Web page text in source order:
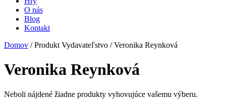
O nás
Blog
Kontakt
Domov / Produkt Vydavateľstvo / Veronika Reynková
Veronika Reynková
Neboli nájdené žiadne produkty vyhovujúce vašemu výberu.